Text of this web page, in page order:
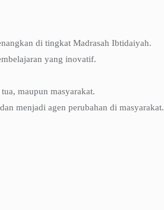
di tingkat Madrasah Ibtidaiyah.
yang inovatif.
maupun masyarakat.
menjadi agen perubahan di masyarakat.